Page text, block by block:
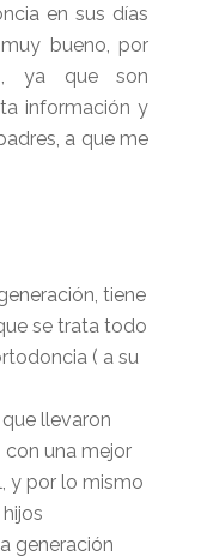
en sus días
bueno, por
ya que son
información y
a que me
tiene
se trata todo
( a su
llevaron
una mejor
y por lo mismo
generación